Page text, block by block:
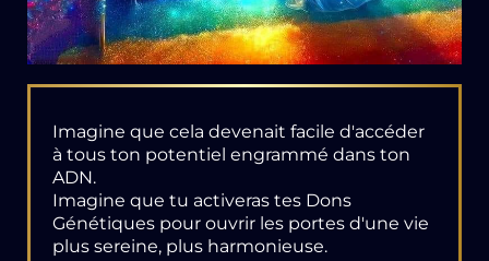
Imagine que cela devenait facile d'accéder
à tous ton potentiel engrammé dans ton
ADN.
Imagine que tu activeras tes Dons
Génétiques pour ouvrir les portes d'une vie
plus sereine, plus harmonieuse.